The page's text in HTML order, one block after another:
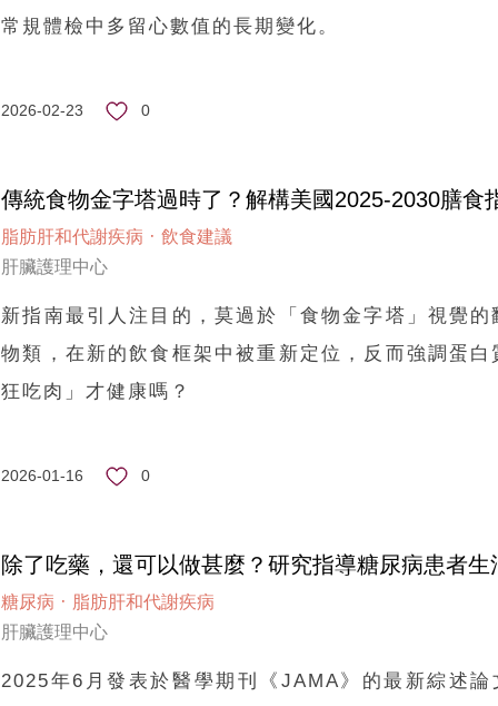
常規體檢中多留心數值的長期變化。
2026-02-23 0
傳統食物金字塔過時了？解構美國2025-2030膳食
脂肪肝和代謝疾病 ·飲食建議
肝臟護理中心
新指南最引人注目的，莫過於「食物金字塔」視覺
物類，在新的飲食框架中被重新定位，反而強調蛋白
狂吃肉」才健康嗎？
2026-01-16 0
除了吃藥，還可以做甚麼？研究指導糖尿病患者生
糖尿病 · 脂肪肝和代謝疾病
肝臟護理中心
2025年6月發表於醫學期刊《JAMA》的最新綜述